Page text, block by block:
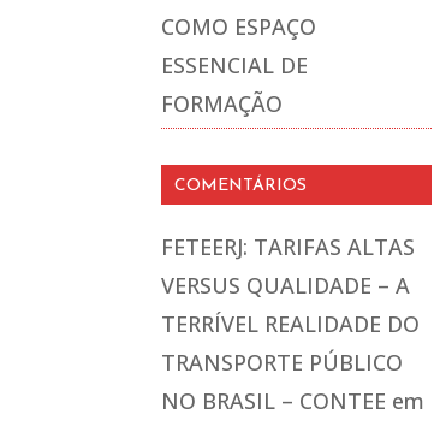
COMO ESPAÇO
ESSENCIAL DE
FORMAÇÃO
COMENTÁRIOS
FETEERJ: TARIFAS ALTAS
VERSUS QUALIDADE – A
TERRÍVEL REALIDADE DO
TRANSPORTE PÚBLICO
NO BRASIL – CONTEE em